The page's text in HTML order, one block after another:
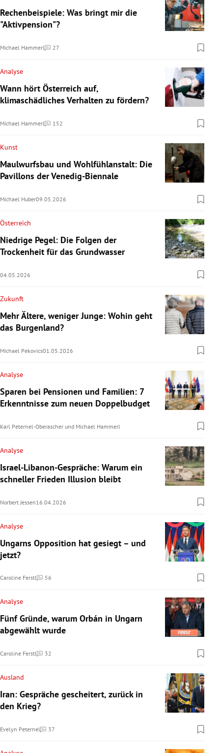
Rechenbeispiele: Was bringt mir die
"Aktivpension"?
Michael Hammerl 27
Kommentare
Analyse
Wann hört Österreich auf,
klimaschädliches Verhalten zu fördern?
Michael Hammerl 152
Kommentare
Kunst
Maulwurfsbau und Wohlfühlanstalt: Die
Pavillons der Venedig-Biennale
Michael Huber09.05.2026
Österreich
Niedrige Pegel: Die Folgen der
Trockenheit für das Grundwasser
04.05.2026
Zukunft
Mehr Ältere, weniger Junge: Wohin geht
das Burgenland?
Michael Pekovics01.05.2026
Analyse
Sparen bei Pensionen und Familien: 7
Erkenntnisse zum neuen Doppelbudget
Karl Peternel-Oberascher und Michael Hammerl
Analyse
Israel-Libanon-Gespräche: Warum ein
schneller Frieden Illusion bleibt
Norbert Jessen16.04.2026
Analyse
Ungarns Opposition hat gesiegt – und
jetzt?
Caroline Ferstl 56
Kommentare
Analyse
Fünf Gründe, warum Orbán in Ungarn
abgewählt wurde
Caroline Ferstl 32
Kommentare
Ausland
Iran: Gespräche gescheitert, zurück in
den Krieg?
Evelyn Peternel 37
Kommentare